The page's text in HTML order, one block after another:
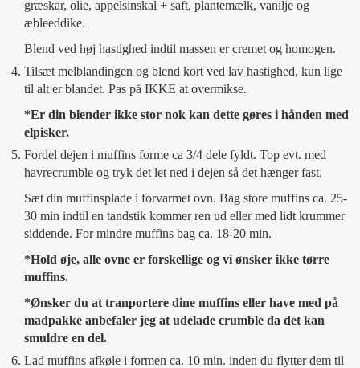
græskar, olie, appelsinskal + saft, plantemælk, vanilje og
æbleeddike.
Blend ved høj hastighed indtil massen er cremet og homogen.
Tilsæt melblandingen og blend kort ved lav hastighed, kun lige
til alt er blandet. Pas på IKKE at overmikse.
*Er din blender ikke stor nok kan dette gøres i hånden med
elpisker.
Fordel dejen i muffins forme ca 3/4 dele fyldt. Top evt. med
havrecrumble og tryk det let ned i dejen så det hænger fast.
Sæt din muffinsplade i forvarmet ovn. Bag store muffins ca. 25-
30 min indtil en tandstik kommer ren ud eller med lidt krummer
siddende. For mindre muffins bag ca. 18-20 min.
*Hold øje, alle ovne er forskellige og vi ønsker ikke tørre
muffins.
*Ønsker du at tranportere dine muffins eller have med på
madpakke anbefaler jeg at udelade crumble da det kan
smuldre en del.
Lad muffins afkøle i formen ca. 10 min. inden du flytter dem til